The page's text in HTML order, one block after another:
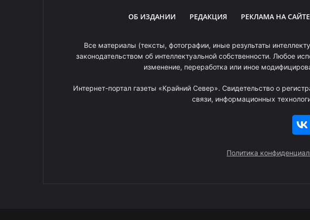
ОБ ИЗДАНИИ РЕДАКЦИЯ РЕКЛАМА НА САЙТЕ
Все материалы (тексты, фотографии, иные результаты
законодательством об интеллектуальной собственности. Любое
изменение, переработка или иное
Интернет-портал газеты «Крайний Север». Свидетельство о
связи, информационных
Политика